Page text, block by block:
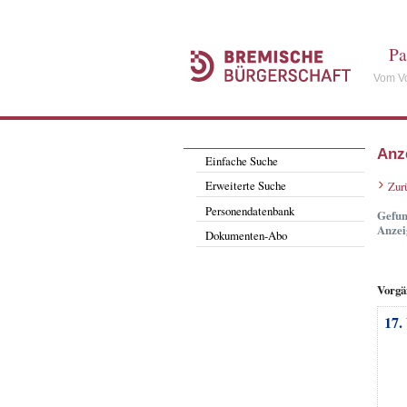
Vom
Einfache Suche
Erweiterte Suche
Personendatenbank
Dokumenten-Abo